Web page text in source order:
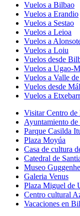
Vuelos a Bilbao
Vuelos a Erandio
Vuelos a Sestao
Vuelos a Leioa
Vuelos a
Vuelos a Loiu
Vuelos desde
Vuelos a Ugao-
Vuelos a Valle
Vuelos desde
Vuelos a
Visitar Centro
Ayuntamiento
Parque Casilda
Plaza Moyúa
Casa de cultura
Catedral de
Museo
Galeria Venus
Plaza Miguel de
Centro cultural
Vacaciones en